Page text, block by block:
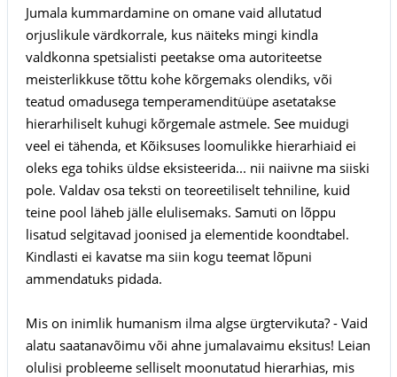
Jumala kummardamine on omane vaid allutatud
orjuslikule värdkorrale, kus näiteks mingi kindla
valdkonna spetsialisti peetakse oma autoriteetse
meisterlikkuse tõttu kohe kõrgemaks olendiks, või
teatud omadusega temperamenditüüpe asetatakse
hierarhiliselt kuhugi kõrgemale astmele. See muidugi
veel ei tähenda, et Kõiksuses loomulikke hierarhiaid ei
oleks ega tohiks üldse eksisteerida... nii naiivne ma siiski
pole. Valdav osa teksti on teoreetiliselt tehniline, kuid
teine pool läheb jälle elulisemaks. Samuti on lõppu
lisatud selgitavad joonised ja elementide koondtabel.
Kindlasti ei kavatse ma siin kogu teemat lõpuni
ammendatuks pidada.
Mis on inimlik humanism ilma algse ürgtervikuta? - Vaid
alatu saatanavõimu või ahne jumalavaimu eksitus! Leian
olulisi probleeme selliselt moonutatud hierarhias, mis